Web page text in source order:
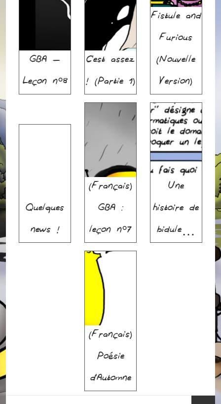
GBA –
Leçon n°8
C’est assez
! (Partie 1)
Fistule and
Furious
(Nouvelle
Version)
Quelques
news !
(Français)
GBA :
leçon n°7
Une
histoire de
bidule…
(Français)
Poésie
d’Automne